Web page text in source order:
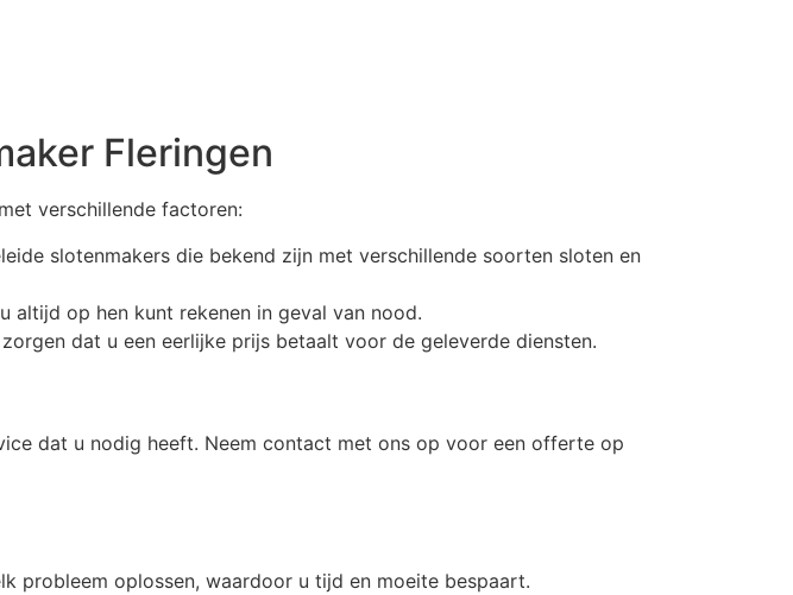
Fleringen
verschillende factoren:
slotenmakers die bekend zijn met verschillende soorten sloten en
altijd op hen kunt rekenen in geval van nood.
dat u een eerlijke prijs betaalt voor de geleverde diensten.
dat u nodig heeft. Neem contact met ons op voor een offerte op
probleem oplossen, waardoor u tijd en moeite bespaart.